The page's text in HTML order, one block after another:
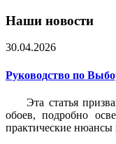
Наши новости
30.04.2026
Руководство по
Эта статья
обоев, подробно
практические